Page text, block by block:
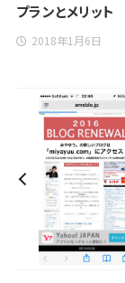
プランとメリット
2018年1月6日